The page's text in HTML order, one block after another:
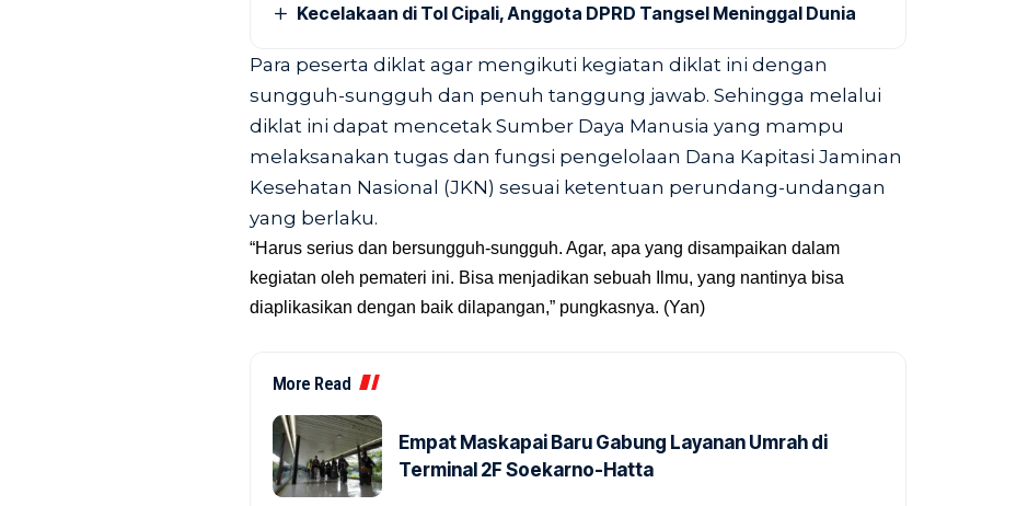
Kecelakaan di Tol Cipali, Anggota DPRD Tangsel Meninggal Dunia
Para peserta diklat agar mengikuti kegiatan diklat ini dengan
sungguh-sungguh dan penuh tanggung jawab. Sehingga melalui
diklat ini dapat mencetak Sumber Daya Manusia yang mampu
melaksanakan tugas dan fungsi pengelolaan Dana Kapitasi Jaminan
Kesehatan Nasional (JKN) sesuai ketentuan perundang-undangan
yang berlaku.
“Harus serius dan bersungguh-sungguh. Agar, apa yang disampaikan dalam
kegiatan oleh pemateri ini. Bisa menjadikan sebuah Ilmu, yang nantinya bisa
diaplikasikan dengan baik dilapangan,” pungkasnya. (Yan)
More Read
Empat Maskapai Baru Gabung Layanan Umrah di
Terminal 2F Soekarno-Hatta